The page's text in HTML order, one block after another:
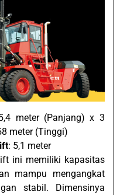
meter (Panjang) x 3
meter (Tinggi)
: 5,1 meter
ini memiliki kapasitas
mampu mengangkat
stabil. Dimensinya